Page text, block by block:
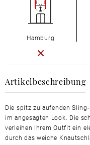
Artikelbeschreibung
Die spitz zulaufenden
im angesagten Look. Die
verleihen Ihrem Outfit ein
durch das weiche
Hamburg